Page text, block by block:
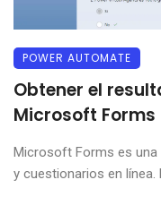
POWER AUTOMATE
Obtener el
Microsoft Forms
Microsoft Forms es una
y cuestionarios en línea.